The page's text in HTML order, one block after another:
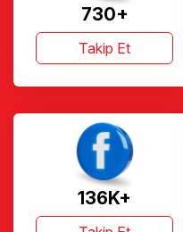
730+
Takip Et
136K+